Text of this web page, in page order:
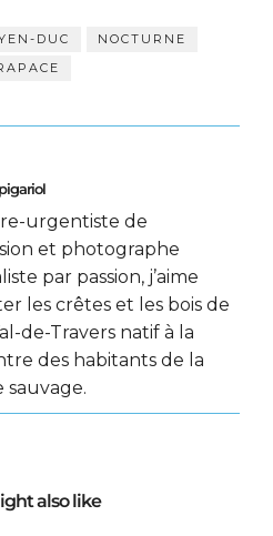
DUC
NOCTURNE
urgentiste de
et photographe
par passion, j’aime
les crêtes et les bois de
de-Travers natif à la
des habitants de la
sauvage.
also like